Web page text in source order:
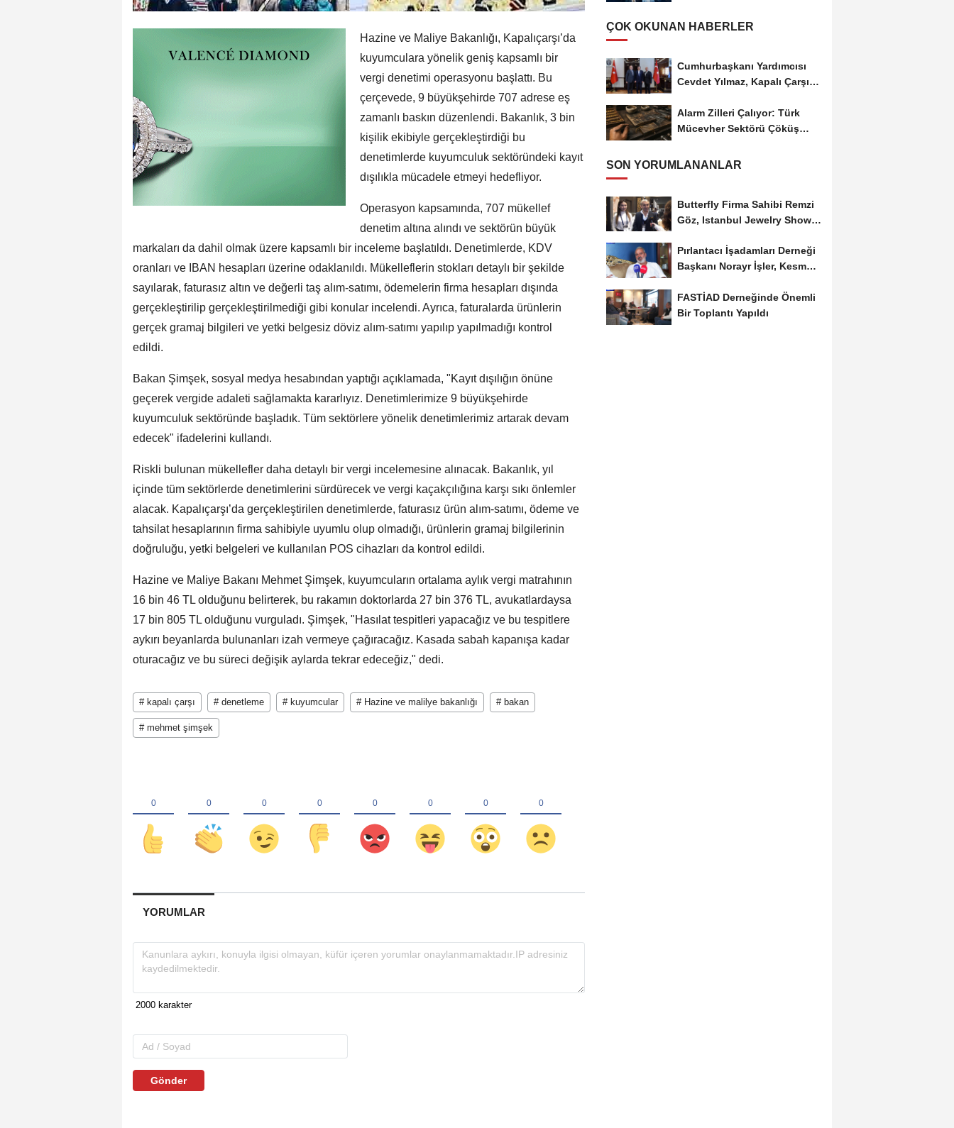
Hazine ve Maliye Bakanlığı, Kapalıçarşı’da
kuyumculara yönelik geniş kapsamlı bir
vergi denetimi operasyonu başlattı. Bu
çerçevede, 9 büyükşehirde 707 adrese eş
zamanlı baskın düzenlendi. Bakanlık, 3 bin
kişilik ekibiyle gerçekleştirdiği bu
denetimlerde kuyumculuk sektöründeki kayıt
dışılıkla mücadele etmeyi hedefliyor.
Operasyon kapsamında, 707 mükellef
denetim altına alındı ve sektörün büyük
markaları da dahil olmak üzere kapsamlı bir inceleme başlatıldı. Denetimlerde, KDV
oranları ve IBAN hesapları üzerine odaklanıldı. Mükelleflerin stokları detaylı bir şekilde
sayılarak, faturasız altın ve değerli taş alım-satımı, ödemelerin firma hesapları dışında
gerçekleştirilip gerçekleştirilmediği gibi konular incelendi. Ayrıca, faturalarda ürünlerin
gerçek gramaj bilgileri ve yetki belgesiz döviz alım-satımı yapılıp yapılmadığı kontrol
edildi.
Bakan Şimşek, sosyal medya hesabından yaptığı açıklamada, "Kayıt dışılığın önüne
geçerek vergide adaleti sağlamakta kararlıyız. Denetimlerimize 9 büyükşehirde
kuyumculuk sektöründe başladık. Tüm sektörlere yönelik denetimlerimiz artarak devam
edecek" ifadelerini kullandı.
Riskli bulunan mükellefler daha detaylı bir vergi incelemesine alınacak. Bakanlık, yıl
içinde tüm sektörlerde denetimlerini sürdürecek ve vergi kaçakçılığına karşı sıkı önlemler
alacak. Kapalıçarşı’da gerçekleştirilen denetimlerde, faturasız ürün alım-satımı, ödeme ve
tahsilat hesaplarının firma sahibiyle uyumlu olup olmadığı, ürünlerin gramaj bilgilerinin
doğruluğu, yetki belgeleri ve kullanılan POS cihazları da kontrol edildi.
Hazine ve Maliye Bakanı Mehmet Şimşek, kuyumcuların ortalama aylık vergi matrahının
16 bin 46 TL olduğunu belirterek, bu rakamın doktorlarda 27 bin 376 TL, avukatlardaysa
17 bin 805 TL olduğunu vurguladı. Şimşek, "Hasılat tespitleri yapacağız ve bu tespitlere
aykırı beyanlarda bulunanları izah vermeye çağıracağız. Kasada sabah kapanışa kadar
oturacağız ve bu süreci değişik aylarda tekrar edeceğiz," dedi.
# kapalı çarşı # denetleme # kuyumcular # Hazine ve malilye bakanlığı # bakan
# mehmet şimşek
YORUMLAR
Gönder
ÇOK OKUNAN HABERLER
Cumhurbaşkanı Yardımcısı
Cevdet Yılmaz, Kapalı Çarşı
Alarm Zilleri Çalıyor: Türk
Mücevher Sektörü Çöküş
SON YORUMLANANLAR
Butterfly Firma Sahibi Remzi
Göz, Istanbul Jewelry Show
Pırlantacı İşadamları Derneği
Başkanı Norayr İşler, Kesme
FASTİAD Derneğinde Önemli
Bir Toplantı Yapıldı